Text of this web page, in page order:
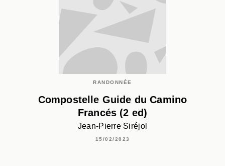
RANDONNÉE
Compostelle Guide du Camino
Francés (2 ed)
Jean-Pierre Siréjol
15/02/2023